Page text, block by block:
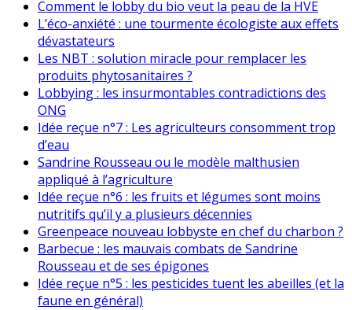
Comment le lobby du bio veut la peau de la HVE
L’éco-anxiété : une tourmente écologiste aux effets
dévastateurs
Les NBT : solution miracle pour remplacer les
produits phytosanitaires ?
Lobbying : les insurmontables contradictions des
ONG
Idée reçue n°7 : Les agriculteurs consomment trop
d’eau
Sandrine Rousseau ou le modèle malthusien
appliqué à l’agriculture
Idée reçue n°6 : les fruits et légumes sont moins
nutritifs qu’il y a plusieurs décennies
Greenpeace nouveau lobbyste en chef du charbon ?
Barbecue : les mauvais combats de Sandrine
Rousseau et de ses épigones
Idée reçue n°5 : les pesticides tuent les abeilles (et la
faune en général)